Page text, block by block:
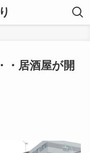
・居酒屋が開